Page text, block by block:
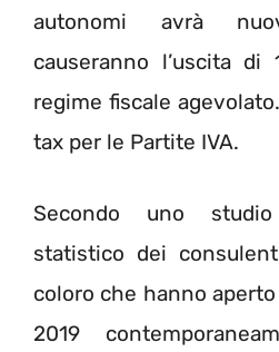
autonomi avrà
causeranno l’uscita
regime fiscale
tax per le Partite IVA.
Secondo uno studio
statistico dei
coloro che hanno
2019